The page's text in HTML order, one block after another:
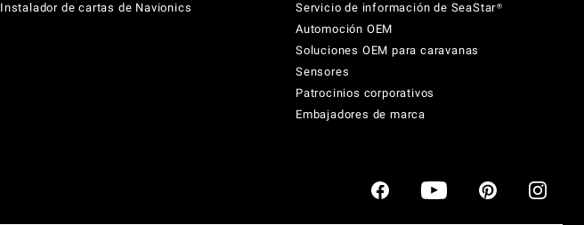
Instalador de cartas de Navionics
Servicio de información de SeaStar®
Automoción OEM
Soluciones OEM para caravanas
Sensores
Patrocinios corporativos
Embajadores de marca